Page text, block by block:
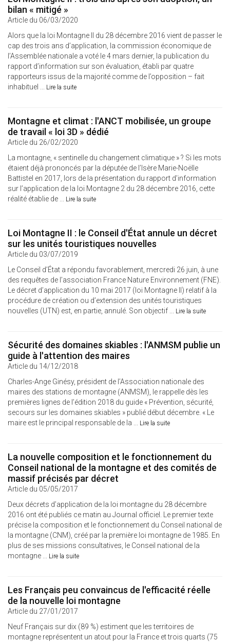
bilan « mitigé »
Article du 06/03/2020
Alors que la loi Montagne II du 28 décembre 2016 vient de passer le
cap des trois ans d’application, la commission économique de
l’Assemblée nationale a voté le 4 mars dernier, la publication du
rapport d’information sur son évaluation, établi par quatre
rapporteurs issus de la majorité comme de l’opposition – fait
inhabituel ... Lire la suite
Montagne et climat : l'ANCT mobilisée, un groupe
de travail « loi 3D » dédié
Article du 26/02/2020
La montagne, « sentinelle du changement climatique » ? Si les mots
étaient déjà prononcés par la députée de l’Isère Marie-Noëlle
Battistel en 2017, lors de la présentation du rapport d’information
sur l’application de la loi Montagne 2 du 28 décembre 2016, cette
réalité établie de ... Lire la suite
Loi Montagne II : le Conseil d'État annule un décret
sur les unités touristiques nouvelles
Article du 03/07/2019
Le Conseil d’État a répondu favorablement, mercredi 26 juin, à une
des requêtes de l’association France Nature Environnement (FNE).
Le décret d’application du 10 mai 2017 (loi Montagne II) relatif à la
procédure de création ou d’extension des unités touristiques
nouvelles (UTN) est, en partie, annulé. Son objectif ... Lire la suite
Sécurité des domaines skiables : l'ANMSM publie un
guide à l'attention des maires
Article du 14/12/2018
Charles-Ange Ginésy, président de l’Association nationale des
maires des stations de montagne (ANMSM), le rappelle dès les
premières lignes de l’édition 2018 du guide « Prévention, sécurité,
secours sur les domaines skiables » publié début décembre. « Le
maire est le principal responsable de la ... Lire la suite
La nouvelle composition et le fonctionnement du
Conseil national de la montagne et des comités de
massif précisés par décret
Article du 05/05/2017
Deux décrets d’application de la loi montagne du 28 décembre
2016 ont été publiés ce matin au Journal officiel. Le premier texte
précise la composition et le fonctionnement du Conseil national de
la montagne (CNM), créé par la première loi montagne de 1985. En
plus de ses missions consultatives, le Conseil national de la
montagne ... Lire la suite
Les Français peu convaincus de l'efficacité réelle
de la nouvelle loi montagne
Article du 27/01/2017
Neuf Français sur dix (89 %) estiment que les territoires de
montagne représentent un atout pour la France et trois quarts (75